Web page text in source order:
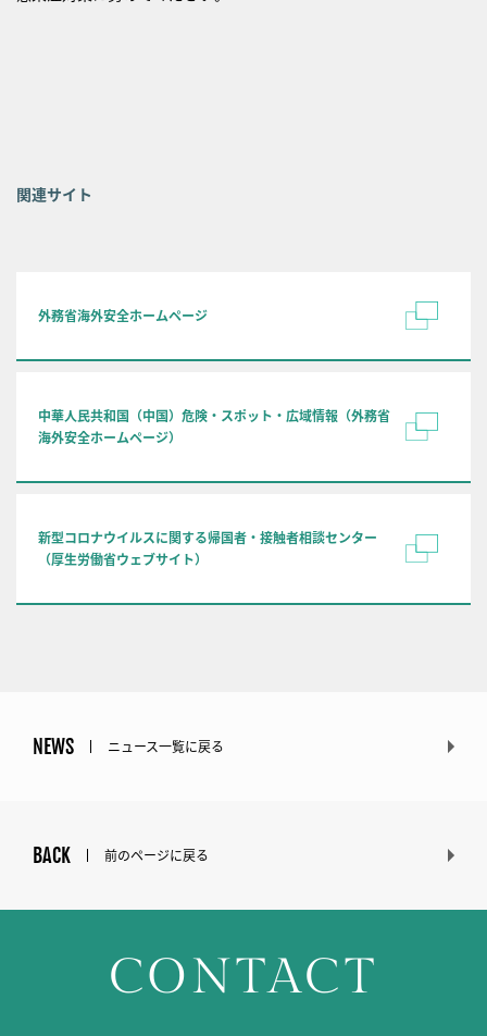
関連サイト
外務省海外安全ホームページ
中華人民共和国（中国）危険・スポット・広域情報（外務省
海外安全ホームページ）
新型コロナウイルスに関する帰国者・接触者相談センター
（厚生労働省ウェブサイト）
NEWS ニュース一覧に戻る
BACK 前のページに戻る
CONTACT